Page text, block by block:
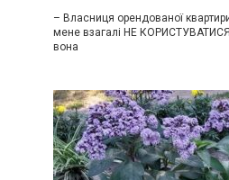
– Власниця орендованої
мене взагалі НЕ
вона